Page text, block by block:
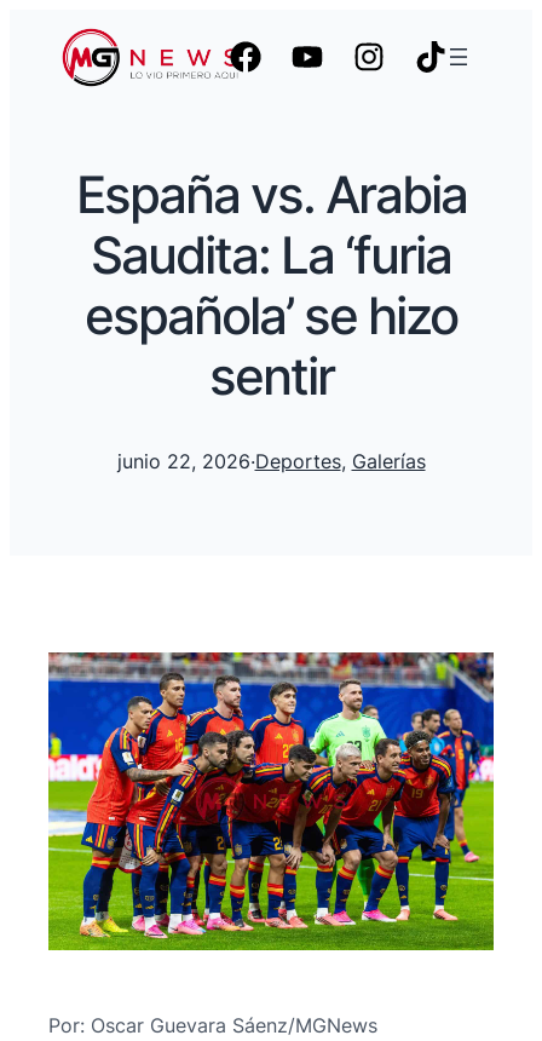
España vs. Arabia
Saudita: La ‘furia
española’ se hizo
sentir
junio 22, 2026·Deportes, Galerías
Por: Oscar Guevara Sáenz/MGNews